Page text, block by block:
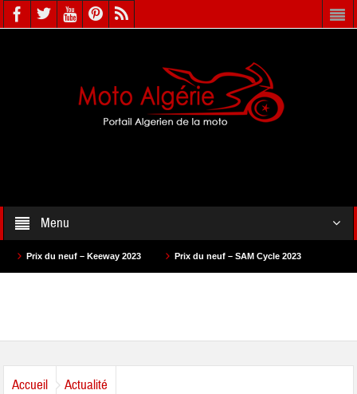
Menu
Prix du neuf – SAM Cycle 2023
Accueil Actualité